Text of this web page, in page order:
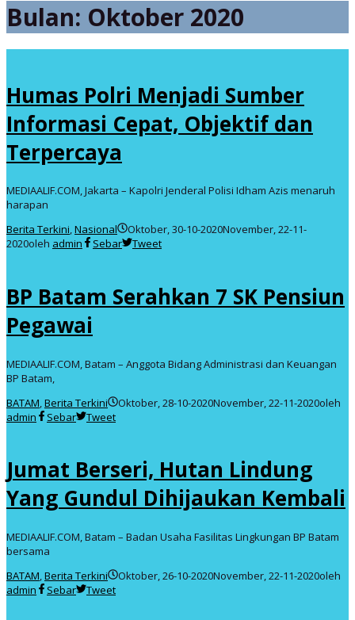
Bulan: Oktober 2020
Humas Polri Menjadi Sumber
Informasi Cepat, Objektif dan
Terpercaya
MEDIAALIF.COM, Jakarta – Kapolri Jenderal Polisi Idham Azis menaruh
harapan
Berita Terkini,Nasional Oktober, 30-10-2020November, 22-11-
2020oleh admin Sebar Tweet
BP Batam Serahkan 7 SK Pensiun
Pegawai
MEDIAALIF.COM, Batam – Anggota Bidang Administrasi dan Keuangan
BP Batam,
BATAM Berita Terkini Oktober, 28-10-2020November, 22-11-2020oleh
admin
Sebar Tweet
Jumat Berseri, Hutan Lindung
Yang Gundul Dihijaukan Kembali
MEDIAALIF.COM, Batam – Badan Usaha Fasilitas Lingkungan BP Batam
bersama
BATAM,Berita Terkini Oktober, 26-10-2020November, 22-11-2020oleh
admin
Sebar Tweet